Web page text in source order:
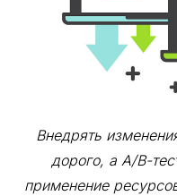
Внедрять
дорого, а A/В-
применение